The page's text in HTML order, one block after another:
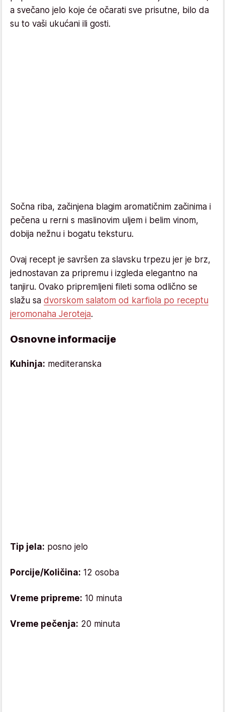
a svečano jelo koje će očarati sve prisutne, bilo da
su to vaši ukućani ili gosti.
Sočna riba, začinjena blagim aromatičnim začinima i
pečena u rerni s maslinovim uljem i belim vinom,
dobija nežnu i bogatu teksturu.
Ovaj recept je savršen za slavsku trpezu jer je brz,
jednostavan za pripremu i izgleda elegantno na
tanjiru. Ovako pripremljeni fileti soma odlično se
slažu sa dvorskom salatom od karfiola po receptu
jeromonaha Jeroteja.
Osnovne informacije
Kuhinja: mediteranska
Tip jela: posno jelo
Porcije/Količina: 12 osoba
Vreme pripreme: 10 minuta
Vreme pečenja: 20 minuta